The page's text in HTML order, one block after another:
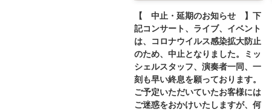
【 中止・延期のお知らせ 】下
記コンサート、ライブ、イベント
は、コロナウイルス感染拡大防止
のため、中止となりました。ミッ
シェルスタッフ、演奏者一同、一
刻も早い終息を願っております。
ご予定いただいていたお客様には
ご迷惑をおかけいたしますが、何